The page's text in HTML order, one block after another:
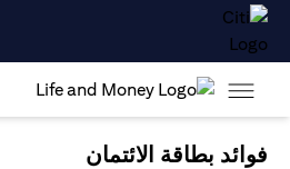
فوائد بطاقة الائتمان